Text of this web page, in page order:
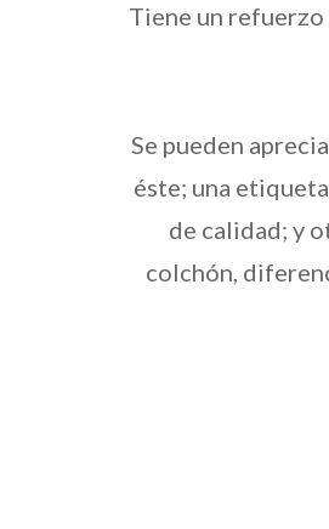
Tiene un
Se pueden
éste; una
de calidad; y
colchón,